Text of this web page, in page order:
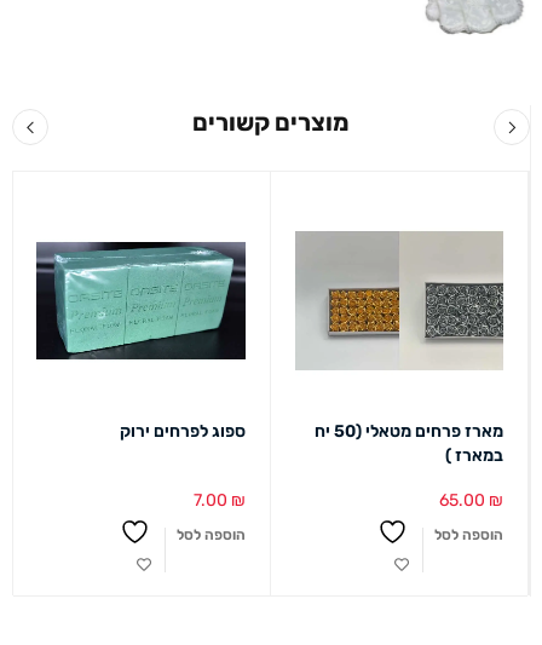
מוצרים קשורים
מארז פרחים מטאלי (50 יח
במארז )
65.00 ₪
הוספה לסל
ספוג לפרחים ירוק
7.00 ₪
הוספה לסל